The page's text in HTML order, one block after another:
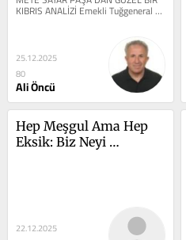
KIBRIS ANALİZİ Emekli Tuğgeneral
Mete Sayar Paşa, “Kıbrıs’ta Pembe...
25.12.2025
80
Ali Öncü
Hep Meşgul Ama Hep
Eksik: Biz Neyi
22.12.2025